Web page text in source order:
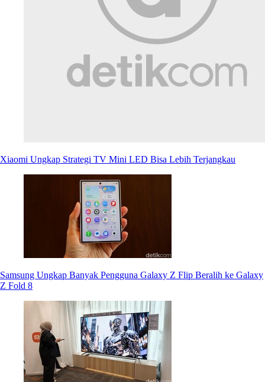
Xiaomi Ungkap Strategi TV Mini LED Bisa Lebih Terjangkau
Samsung Ungkap Banyak Pengguna Galaxy Z Flip Beralih ke Galaxy
Z Fold 8